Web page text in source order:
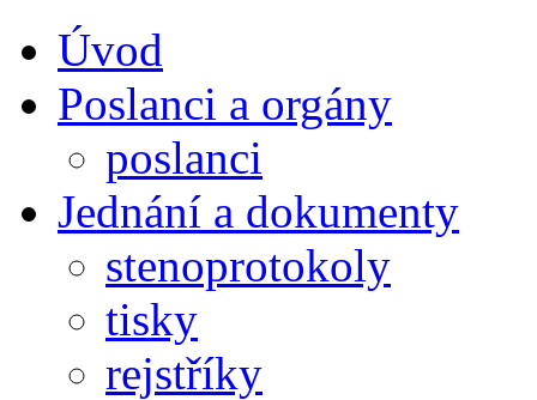
Úvod
Poslanci a orgány
poslanci
Jednání a dokumenty
stenoprotokoly
tisky
rejstříky